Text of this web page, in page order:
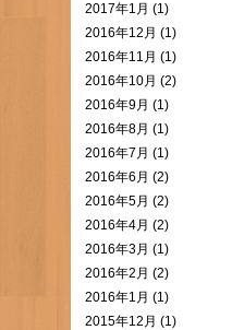
2017年1月 (1)
2016年12月 (1)
2016年11月 (1)
2016年10月 (2)
2016年9月 (1)
2016年8月 (1)
2016年7月 (1)
2016年6月 (2)
2016年5月 (2)
2016年4月 (2)
2016年3月 (1)
2016年2月 (2)
2016年1月 (1)
2015年12月 (1)